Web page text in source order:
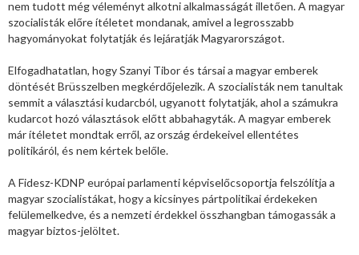
nem tudott még véleményt alkotni alkalmasságát illetően. A magyar
szocialisták előre ítéletet mondanak, amivel a legrosszabb
hagyományokat folytatják és lejáratják Magyarországot.
Elfogadhatatlan, hogy Szanyi Tibor és társai a magyar emberek
döntését Brüsszelben megkérdőjelezik. A szocialisták nem tanultak
semmit a választási kudarcból, ugyanott folytatják, ahol a számukra
kudarcot hozó választások előtt abbahagyták. A magyar emberek
már ítéletet mondtak erről, az ország érdekeivel ellentétes
politikáról, és nem kértek belőle.
A Fidesz-KDNP európai parlamenti képviselőcsoportja felszólítja a
magyar szocialistákat, hogy a kicsinyes pártpolitikai érdekeken
felülemelkedve, és a nemzeti érdekkel összhangban támogassák a
magyar biztos-jelöltet.